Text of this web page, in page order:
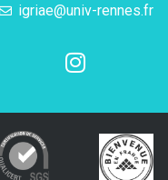
igriae@univ-rennes.fr